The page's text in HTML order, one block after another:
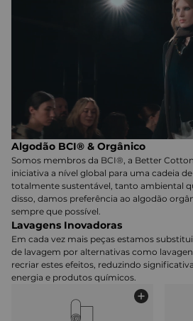
Algodão BCI® & Orgânico
Somos membros da BCI®, a Better
iniciativa a nível global para uma cadeia
totalmente sustentável, tanto ambiental
disso, damos preferência ao algodão
sempre que possível.
Lavagens Inovadoras
Em cada vez mais peças estamos
de lavagem por alternativas como
recriar estes efeitos, reduzindo
energia e produtos químicos.